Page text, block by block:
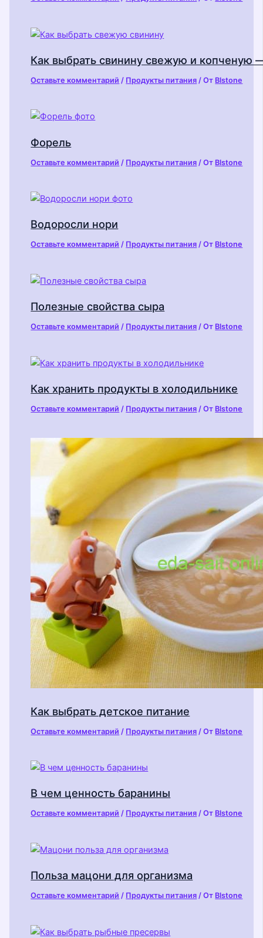
Как выбрать свинину свежую и копченую
Оставьте комментарий / Продукты питания / От Blstone
Форель
Оставьте комментарий / Продукты питания / От Blstone
Водоросли нори
Оставьте комментарий / Продукты питания / От Blstone
Полезные свойства сыра
Оставьте комментарий / Продукты питания / От Blstone
Как хранить продукты в холодильнике
Оставьте комментарий / Продукты питания / От Blstone
Как выбрать детское питание
Оставьте комментарий / Продукты питания / От Blstone
В чем ценность баранины
Оставьте комментарий / Продукты питания / От Blstone
Польза мацони для организма
Оставьте комментарий / Продукты питания / От Blstone